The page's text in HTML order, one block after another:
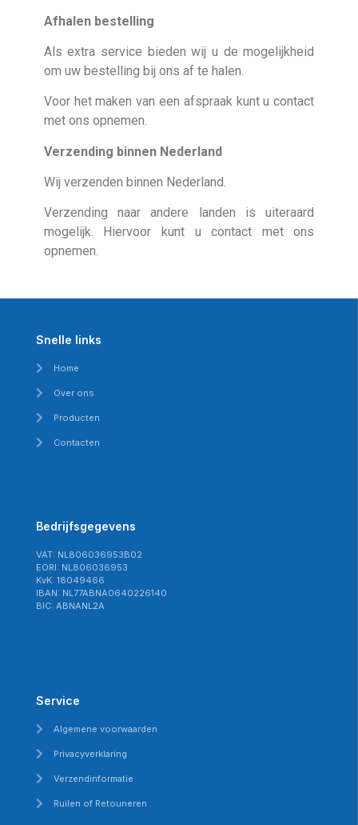
Afhalen bestelling
Als extra service bieden wij u de mogelijkheid
om uw bestelling bij ons af te halen.
Voor het maken van een afspraak kunt u contact
met ons opnemen.
Verzending binnen Nederland
Wij verzenden binnen Nederland.
Verzending naar andere landen is uiteraard
mogelijk. Hiervoor kunt u contact met ons
opnemen.
Snelle links
Home
Over ons
Producten
Contacten
Bedrijfsgegevens
VAT: NL806036953B02
EORI: NL806036953
KvK: 18049466
IBAN: NL77ABNA0640226140
BIC: ABNANL2A
Service
Algemene voorwaarden
Privacyverklaring
Verzendinformatie
Ruilen of Retouneren